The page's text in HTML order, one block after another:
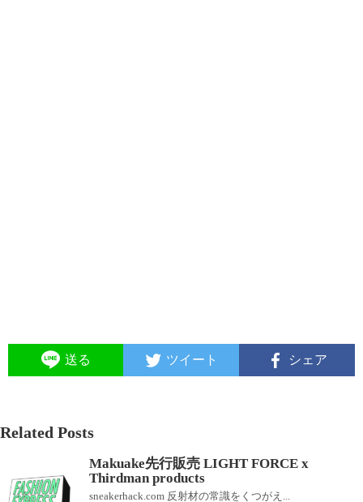
送る ツイート シェア
Related Posts
Makuake先行販売 LIGHT FORCE x
Thirdman products
sneakerhack.com 反射材の常識をくつがえ...